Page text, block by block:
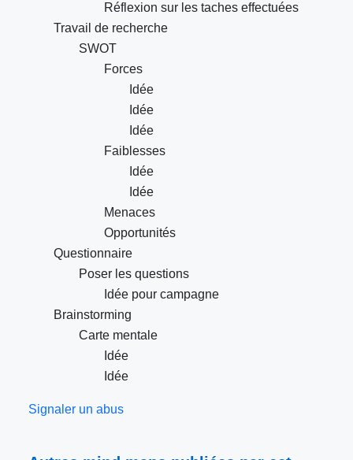
Réflexion sur les taches effectuées
Travail de recherche
SWOT
Forces
Idée
Idée
Idée
Faiblesses
Idée
Idée
Menaces
Opportunités
Questionnaire
Poser les questions
Idée pour campagne
Brainstorming
Carte mentale
Idée
Idée
Signaler un abus